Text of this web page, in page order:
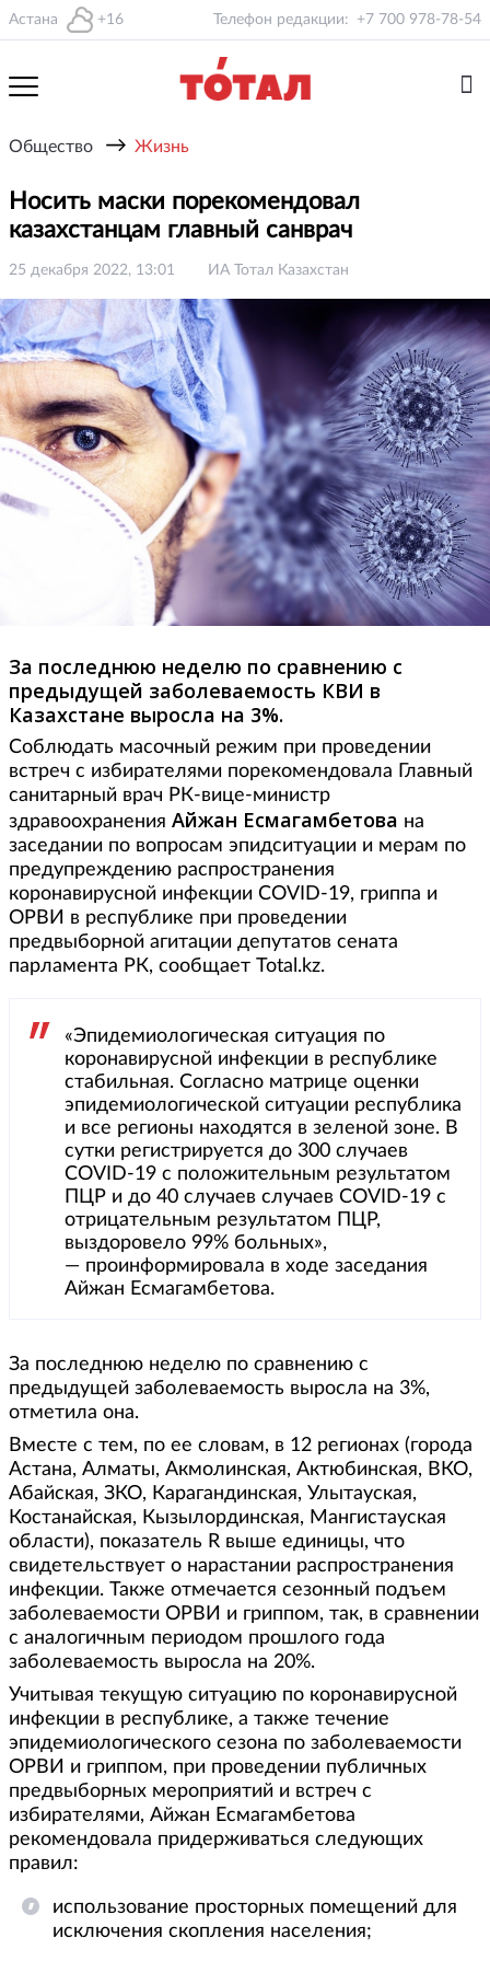
Астана +16 Телефон редакции: +7 700 978-78-54
Общество → Жизнь
Носить маски порекомендовал
казахстанцам главный санврач
25 декабря 2022, 13:01 ИА Тотал Казахстан
За последнюю неделю по сравнению с
предыдущей заболеваемость КВИ в
Казахстане выросла на 3%.
Соблюдать масочный режим при проведении
встреч с избирателями порекомендовала Главный
санитарный врач РК-вице-министр
здравоохранения Айжан Есмагамбетова на
заседании по вопросам эпидситуации и мерам по
предупреждению распространения
коронавирусной инфекции COVID-19, гриппа и
ОРВИ в республике при проведении
предвыборной агитации депутатов сената
парламента РК, сообщает Total.kz.
«Эпидемиологическая ситуация по
коронавирусной инфекции в республике
стабильная. Согласно матрице оценки
эпидемиологической ситуации республика
и все регионы находятся в зеленой зоне. В
сутки регистрируется до 300 случаев
COVID-19 с положительным результатом
ПЦР и до 40 случаев случаев COVID-19 с
отрицательным результатом ПЦР,
выздоровело 99% больных»,
— проинформировала в ходе заседания
Айжан Есмагамбетова.
За последнюю неделю по сравнению с
предыдущей заболеваемость выросла на 3%,
отметила она.
Вместе с тем, по ее словам, в 12 регионах (города
Астана, Алматы, Акмолинская, Актюбинская, ВКО,
Абайская, ЗКО, Карагандинская, Улытауская,
Костанайская, Кызылординская, Мангистауская
области), показатель R выше единицы, что
свидетельствует о нарастании распространения
инфекции. Также отмечается сезонный подъем
заболеваемости ОРВИ и гриппом, так, в сравнении
с аналогичным периодом прошлого года
заболеваемость выросла на 20%.
Учитывая текущую ситуацию по коронавирусной
инфекции в республике, а также течение
эпидемиологического сезона по заболеваемости
ОРВИ и гриппом, при проведении публичных
предвыборных мероприятий и встреч с
избирателями, Айжан Есмагамбетова
рекомендовала придерживаться следующих
правил:
использование просторных помещений для
исключения скопления населения;